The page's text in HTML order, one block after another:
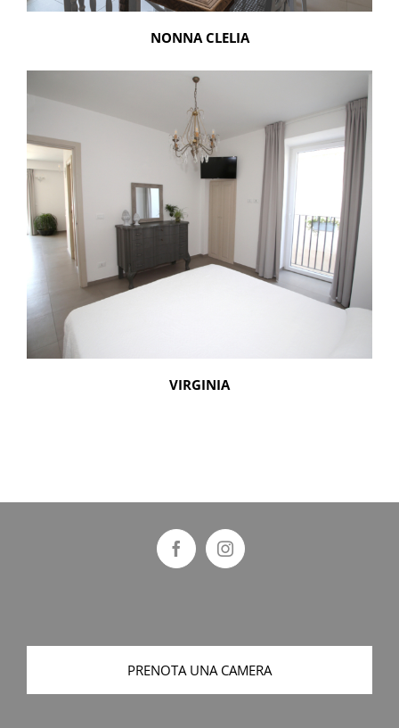
NONNA CLELIA
VIRGINIA
PRENOTA UNA CAMERA